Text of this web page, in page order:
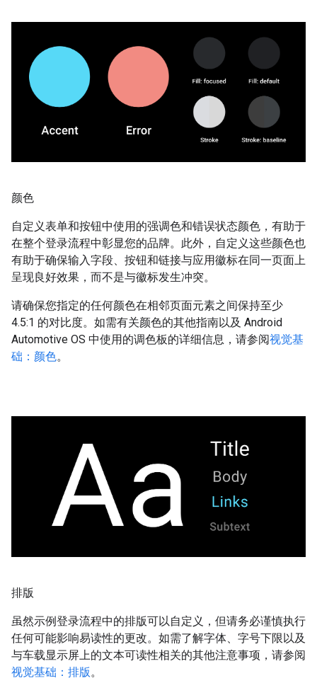
颜色
自定义表单和按钮中使用的强调色和错误状态颜色，有助于
在整个登录流程中彰显您的品牌。此外，自定义这些颜色也
有助于确保输入字段、按钮和链接与应用徽标在同一页面上
呈现良好效果，而不是与徽标发生冲突。
请确保您指定的任何颜色在相邻页面元素之间保持至少
4.5:1 的对比度。如需有关颜色的其他指南以及 Android
Automotive OS 中使用的调色板的详细信息，请参阅视觉基
础：颜色。
排版
虽然示例登录流程中的排版可以自定义，但请务必谨慎执行
任何可能影响易读性的更改。如需了解字体、字号下限以及
与车载显示屏上的文本可读性相关的其他注意事项，请参阅
视觉基础：排版 。